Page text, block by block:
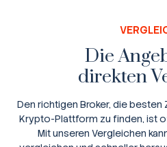
Die
direkten
Den richtigen Broker, die
Krypto-Plattform zu finden, ist
Mit unseren Vergleichen